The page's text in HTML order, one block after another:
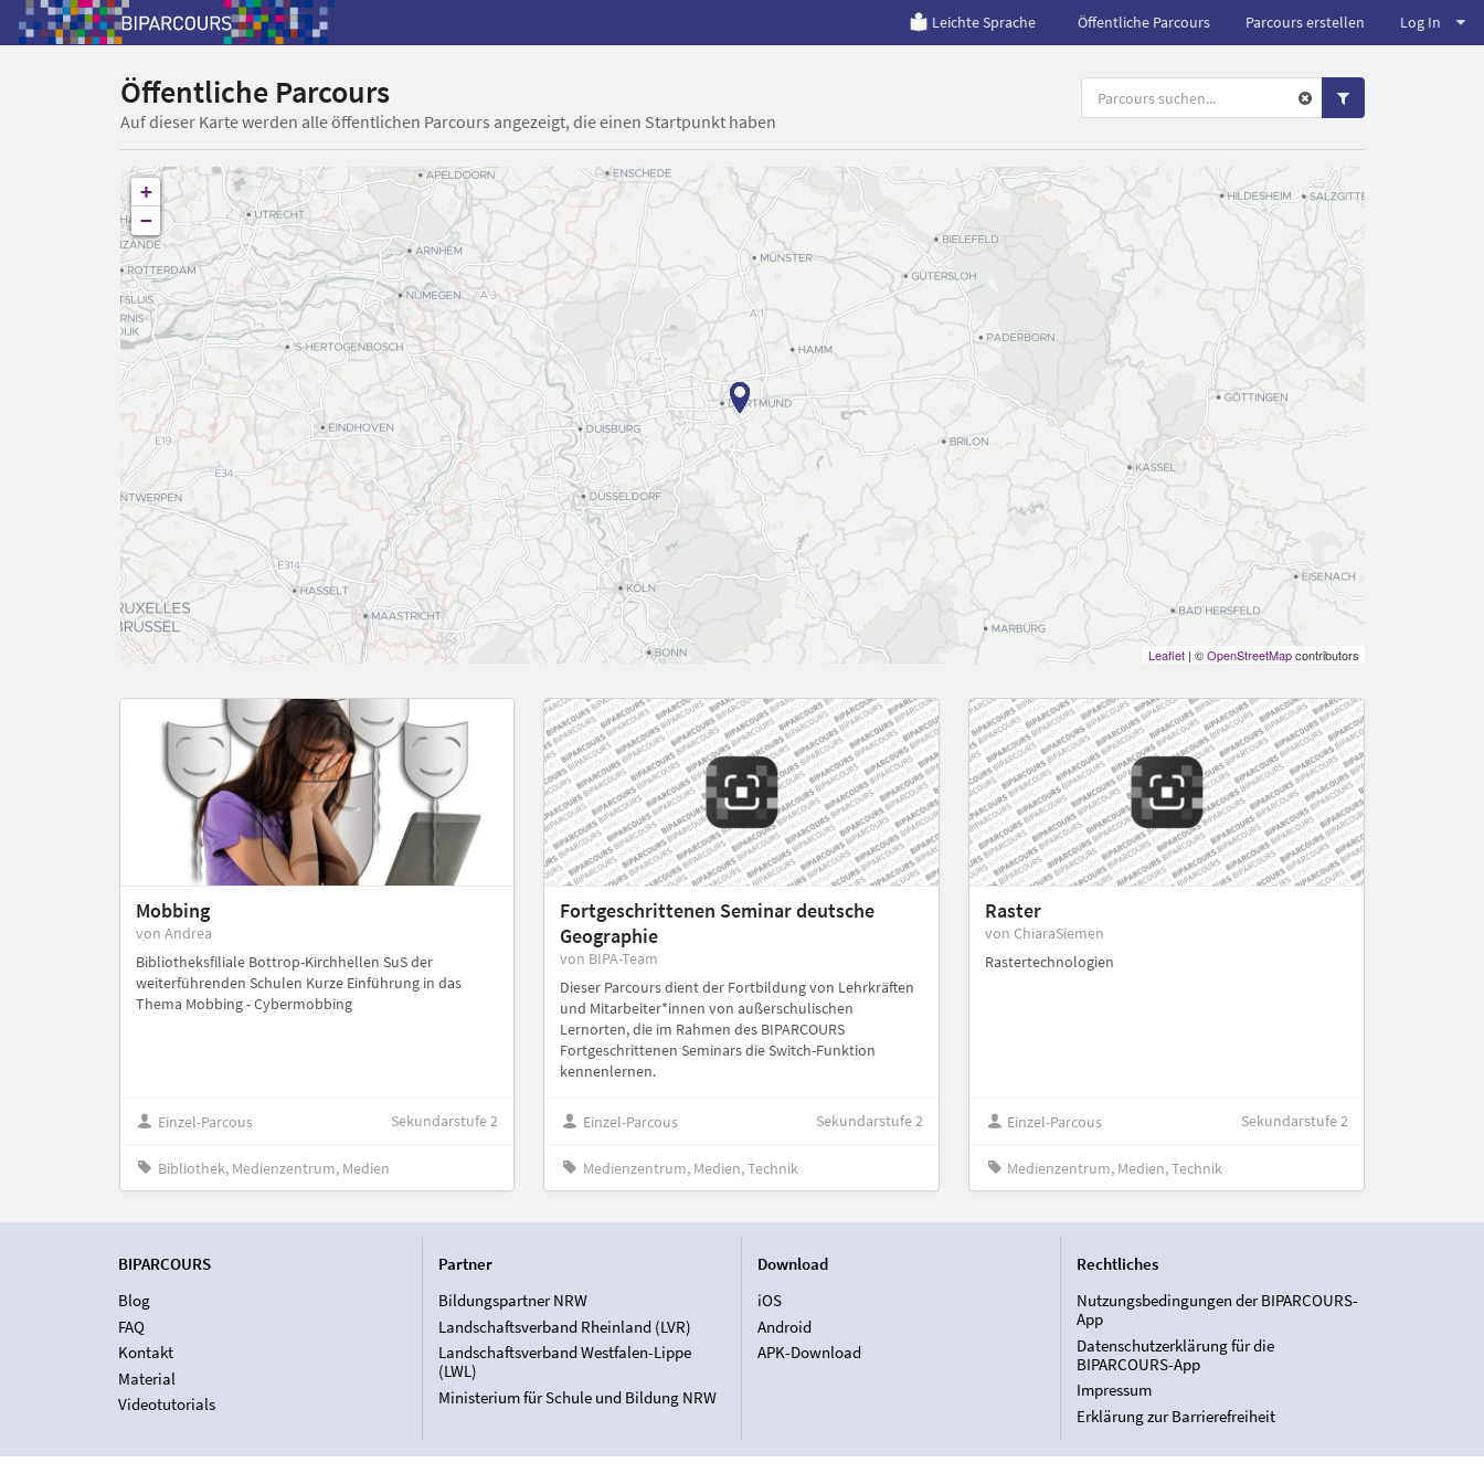
Leichte Sprache Öffentliche Parcours Parcours erstellen Log In
Öffentliche Parcours
Auf dieser Karte werden alle öffentlichen Parcours angezeigt, die einen Startpunkt haben
+
−
Leaflet| ©OpenStreetMapcontributors
Mobbing
von Andrea
Bibliotheksfiliale Bottrop-Kirchhellen SuS der
weiterführenden Schulen Kurze Einführung in das
Thema Mobbing - Cybermobbing
Einzel-Parcous Sekundarstufe 2
Bibliothek, Medienzentrum, Medien
Fortgeschrittenen Seminar deutsche
Geographie
von BIPA-Team
Dieser Parcours dient der Fortbildung von Lehrkräften
und Mitarbeiter*innen von außerschulischen
Lernorten, die im Rahmen des BIPARCOURS
Fortgeschrittenen Seminars die Switch-Funktion
kennenlernen.
Einzel-Parcous Sekundarstufe 2
Medienzentrum, Medien, Technik
Raster
von ChiaraSiemen
Rastertechnologien
Einzel-Parcous Sekundarstufe 2
Medienzentrum, Medien, Technik
BIPARCOURS
Blog
FAQ
Kontakt
Material
Videotutorials
Partner
Bildungspartner NRW
Landschaftsverband Rheinland (LVR)
Landschaftsverband Westfalen-Lippe
(LWL)
Ministerium für Schule und Bildung NRW
Download
iOS
Android
APK-Download
Rechtliches
Nutzungsbedingungen der BIPARCOURS-
App
Datenschutzerklärung für die
BIPARCOURS-App
Impressum
Erklärung zur Barrierefreiheit